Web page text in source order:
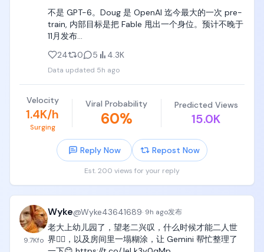
审核通过之后，就可以正式发布了。
如果是水上合作，发布的时候需要关联对应的蒲公英
订单。
如果是水下合作，就按照双方约定的方式直接发布。
内容发布并满足相关要求之后，再等待一段时间，就
会进入最后的结算环节。
总结
以上大概就是一条商单从接洽到结算的完整过程。
回头来看，整个过程中最花时间的，依然是内容创
面和内容本身。
只要这几个部分做得足够好，账号有清晰的方向，也
有稳定的内容质量，商单其实不会特别缺。
选择，我为什么不做一回自己。
不是 GPT-6。Doug 是 OpenAI 迄今最大的一次 pre-
train, 内部目标是把 Fable 甩出一个身位。预计不晚于
11月发布
scale-up 域要更大,scale-out 网络要更密,HBM 容量
决定并行切分方式
更大的pre-train和更大推理两条线并行，,都在给光模
块、交换、先进封装重新定一次需求上限。AI还在早期
24 0 5 4.3K
Data updated 5h ago
Velocity
1.4K/h
Surging
Viral Probability
60%
Predicted Views
15.0K
Reply Now Repost Now
Est. 200 views for your reply
9.7Kfo
Wyke@Wyke43641689· 9h ago发布
老大上幼儿园了，望老二兴叹，什么时候才能二人世
界😮‍💨，以及房间里一塌糊涂，让 Gemini 帮忙整理了